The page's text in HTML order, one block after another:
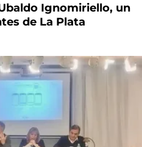
Ignomiriello, un
de La Plata